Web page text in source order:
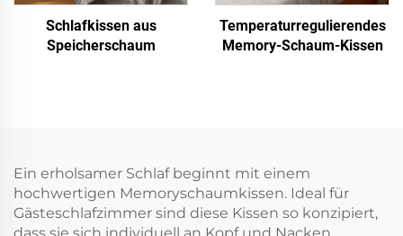
Schlafkissen aus
Speicherschaum
Temperaturregulierendes
Memory-Schaum-Kissen
Ein erholsamer Schlaf beginnt mit einem
hochwertigen Memoryschaumkissen. Ideal für
Gästeschlafzimmer sind diese Kissen so konzipiert,